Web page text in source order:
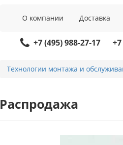
О компании Доставка
+7 (495) 988-27-17
Технологии монтажа и
Распродажа